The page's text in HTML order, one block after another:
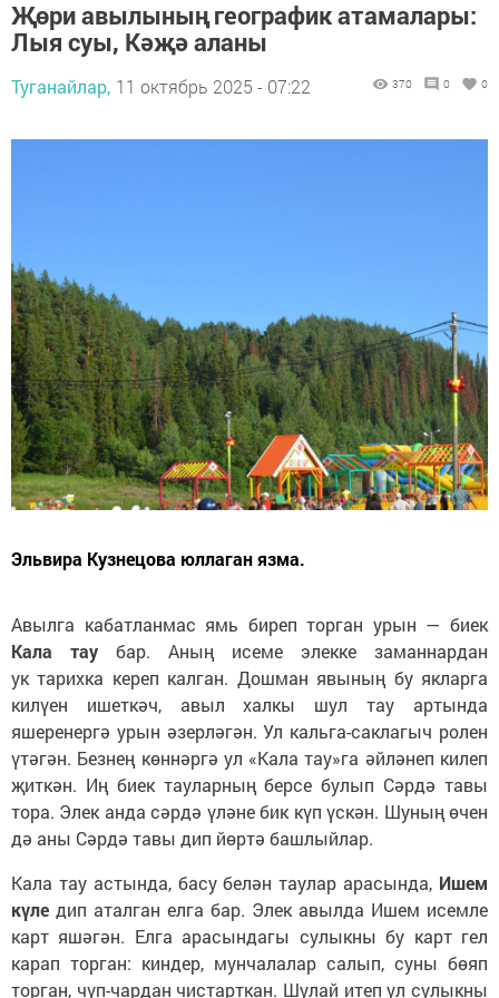
Җөри авылының географик атамалары:
Лыя суы, Кәҗә аланы
Туганайлар, 11 октябрь 2025 - 07:22 370 0 0
Эльвира Кузнецова юллаган язма.
Авылга кабатланмас ямь биреп торган урын — биек
Кала тау бар. Аның исеме элекке заманнардан
ук тарихка кереп калган. Дошман явының бу якларга
килүен ишеткәч, авыл халкы шул тау артында
яшеренергә урын әзерләгән. Ул кальга-саклагыч ролен
үтәгән. Безнең көннәргә ул «Кала тау»га әйләнеп килеп
җиткән. Иң биек тауларның берсе булып Сәрдә тавы
тора. Элек анда сәрдә үләне бик күп үскән. Шуның өчен
дә аны Сәрдә тавы дип йөртә башлыйлар.
Кала тау астында, басу белән таулар арасында, Ишем
күле дип аталган елга бар. Элек авылда Ишем исемле
карт яшәгән. Елга арасындагы сулыкны бу карт гел
карап торган: киндер, мунчалалар салып, суны бөяп
торган, чүп-чардан чистарткан. Шулай итеп ул сулыкны